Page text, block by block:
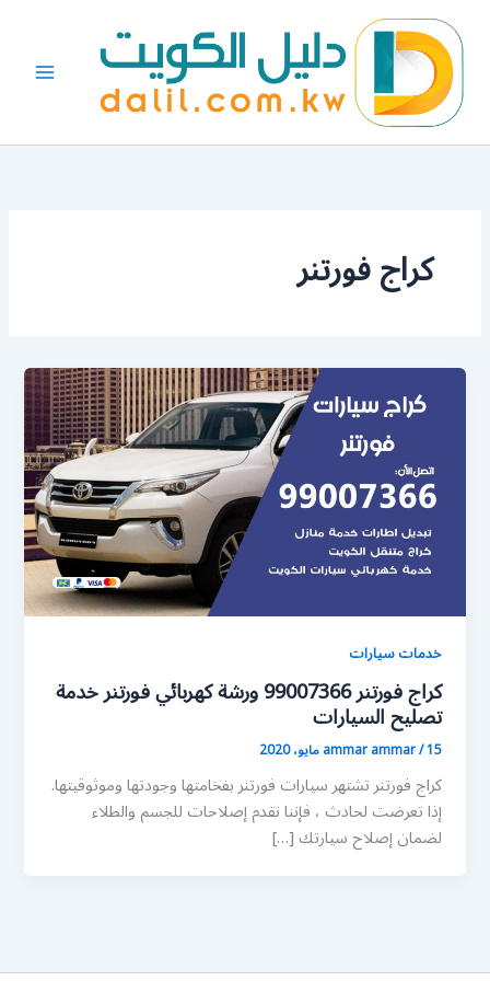
المحتوى
كراج فورتنر
خدمات سيارات
كراج فورتنر 99007366 ورشة كهربائي فورتنر خدمة
تصليح السيارات
ammar ammar/15 مايو، 2020
كراج فورتنر تشتهر سيارات فورتنر بفخامتها وجودتها وموثوقيتها.
إذا تعرضت لحادث ، فإننا نقدم إصلاحات للجسم والطلاء
لضمان إصلاح سيارتك […]